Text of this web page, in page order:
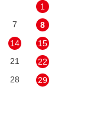
1
7
8
14
15
21
22
28
29